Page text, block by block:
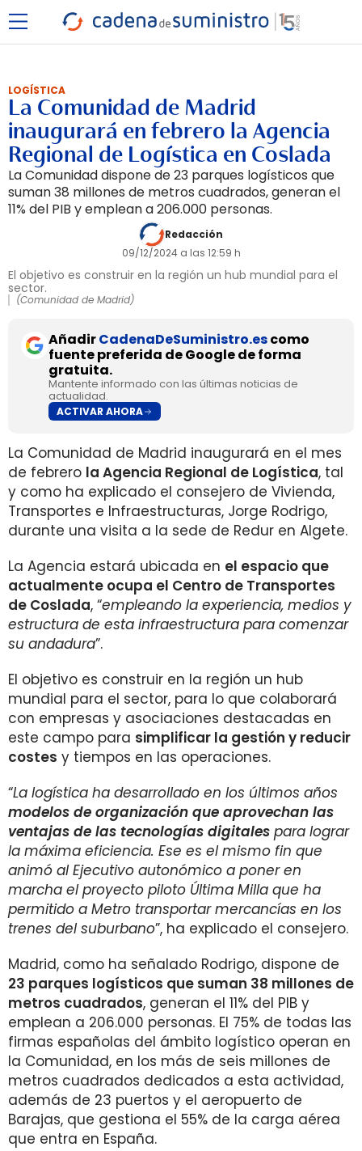
LOGÍSTICA
La Comunidad de Madrid
inaugurará en febrero la Agencia
Regional de Logística en Coslada
La Comunidad dispone de 23 parques logísticos que
suman 38 millones de metros cuadrados, generan el
11% del PIB y emplean a 206.000 personas.
Redacción
09/12/2024 a las 12:59 h
El objetivo es construir en la región un hub mundial para el
sector.
(Comunidad de Madrid)
AñadirCadenaDeSuministro.escomo
fuente preferida de Google de forma
gratuita.
Mantente informado con las últimas noticias de
actualidad.
ACTIVAR AHORA
La Comunidad de Madrid inaugurará en el mes
de febrero la Agencia Regional de Logística, tal
y como ha explicado el consejero de Vivienda,
Transportes e Infraestructuras, Jorge Rodrigo,
durante una visita a la sede de Redur en Algete.
La Agencia estará ubicada en el espacio que
actualmente ocupa el Centro de Transportes
de Coslada, “empleando la experiencia, medios y
estructura de esta infraestructura para comenzar
su andadura”.
El objetivo es construir en la región un hub
mundial para el sector, para lo que colaborará
con empresas y asociaciones destacadas en
este campo para simplificar la gestión y reducir
costes y tiempos en las operaciones.
“La logística ha desarrollado en los últimos años
modelos de organización que aprovechan las
ventajas de las tecnologías digitales para lograr
la máxima eficiencia. Ese es el mismo fin que
animó al Ejecutivo autonómico a poner en
marcha el proyecto piloto Última Milla que ha
permitido a Metro transportar mercancías en los
trenes del suburbano”, ha explicado el consejero.
Madrid, como ha señalado Rodrigo, dispone de
23 parques logísticos que suman 38 millones de
metros cuadrados, generan el 11% del PIB y
emplean a 206.000 personas. El 75% de todas las
firmas españolas del ámbito logístico operan en
la Comunidad, en los más de seis millones de
metros cuadrados dedicados a esta actividad,
además de 23 puertos y el aeropuerto de
Barajas, que gestiona el 55% de la carga aérea
que entra en España.